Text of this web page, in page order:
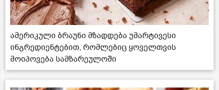
ამერიკული ბრაუნი მზადდება უმარტივესი
ინგრედიენტებით, რომლებიც ყოველთვის
მოიპოვება სამზარეულოში